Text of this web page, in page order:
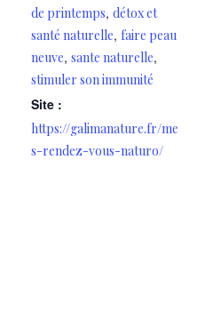
de printemps, détox et
santé naturelle, faire peau
neuve, sante naturelle,
stimuler son immunité
Site :
https://galimanature.fr/me
s-rendez-vous-naturo/